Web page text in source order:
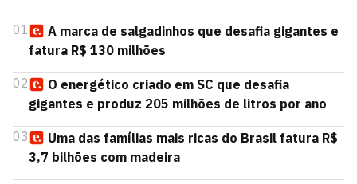
01
A marca de salgadinhos que desafia gigantes e
fatura R$ 130 milhões
02
O energético criado em SC que desafia
gigantes e produz 205 milhões de litros por ano
03
Uma das famílias mais ricas do Brasil fatura R$
3,7 bilhões com madeira